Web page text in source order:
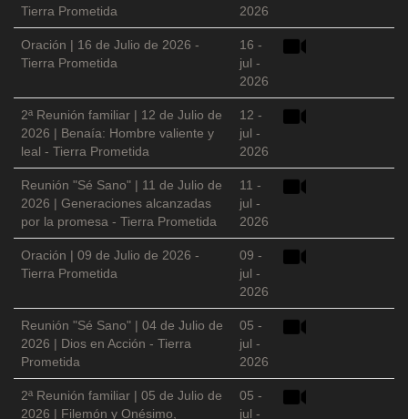
Tierra Prometida
2026
Oración | 16 de Julio de 2026 -
Tierra Prometida
16 -
jul -
2026
2ª Reunión familiar | 12 de Julio de
2026 | Benaía: Hombre valiente y
leal - Tierra Prometida
12 -
jul -
2026
Reunión "Sé Sano" | 11 de Julio de
2026 | Generaciones alcanzadas
por la promesa - Tierra Prometida
11 -
jul -
2026
Oración | 09 de Julio de 2026 -
Tierra Prometida
09 -
jul -
2026
Reunión "Sé Sano" | 04 de Julio de
2026 | Dios en Acción - Tierra
Prometida
05 -
jul -
2026
2ª Reunión familiar | 05 de Julio de
2026 | Filemón y Onésimo,
05 -
jul -